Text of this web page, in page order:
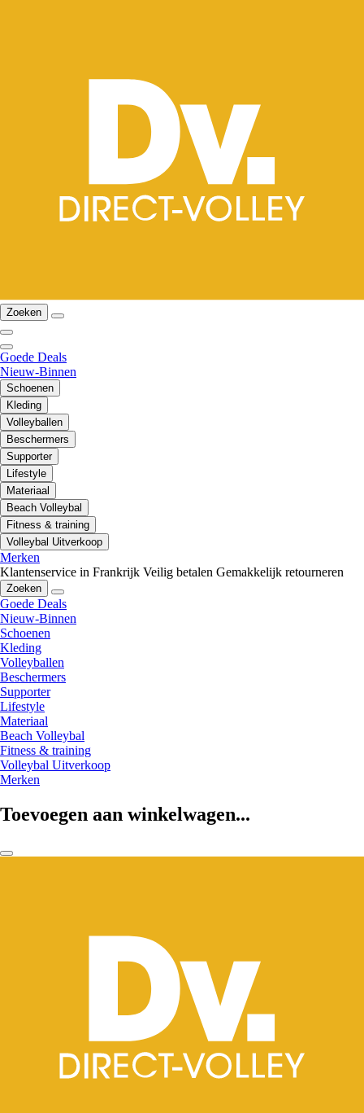
Zoeken
Goede Deals
Nieuw-Binnen
Schoenen
Kleding
Volleyballen
Beschermers
Supporter
Lifestyle
Materiaal
Beach Volleybal
Fitness & training
Volleybal Uitverkoop
Merken
Klantenservice in Frankrijk Veilig betalen Gemakkelijk retourneren
Zoeken
Goede Deals
Nieuw-Binnen
Schoenen
Kleding
Volleyballen
Beschermers
Supporter
Lifestyle
Materiaal
Beach Volleybal
Fitness & training
Volleybal Uitverkoop
Merken
Toevoegen aan winkelwagen...